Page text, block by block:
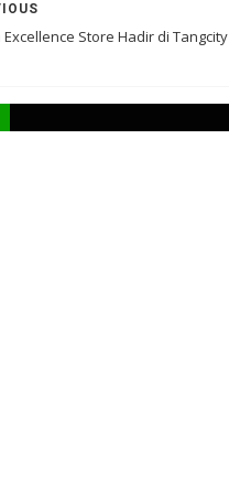
Store Hadir di Tangcity